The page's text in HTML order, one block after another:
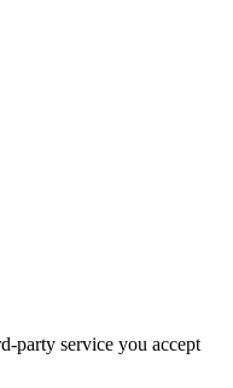
party service you accept